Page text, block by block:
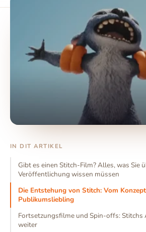
IN DIT ARTIKEL
Gibt es einen Stitch-Film? Alles, was Sie
Veröffentlichung wissen müssen
Die Entstehung von Stitch: Vom
Publikumsliebling
Fortsetzungsfilme und Spin-offs: Stitchs
weiter